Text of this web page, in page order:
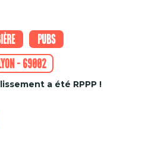
Pubs
- 69002
a été RPPP !